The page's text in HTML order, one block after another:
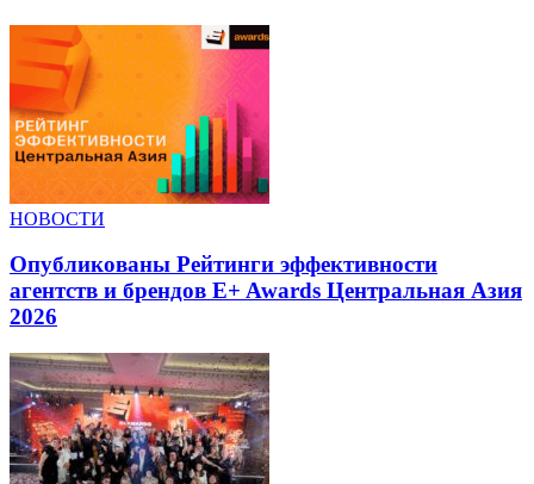
НОВОСТИ
Опубликованы Рейтинги эффективности
агентств и брендов E+ Awards Центральная Азия
2026